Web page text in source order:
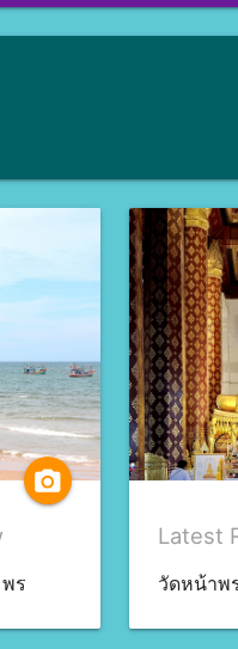
camera_alt
ร
Latest